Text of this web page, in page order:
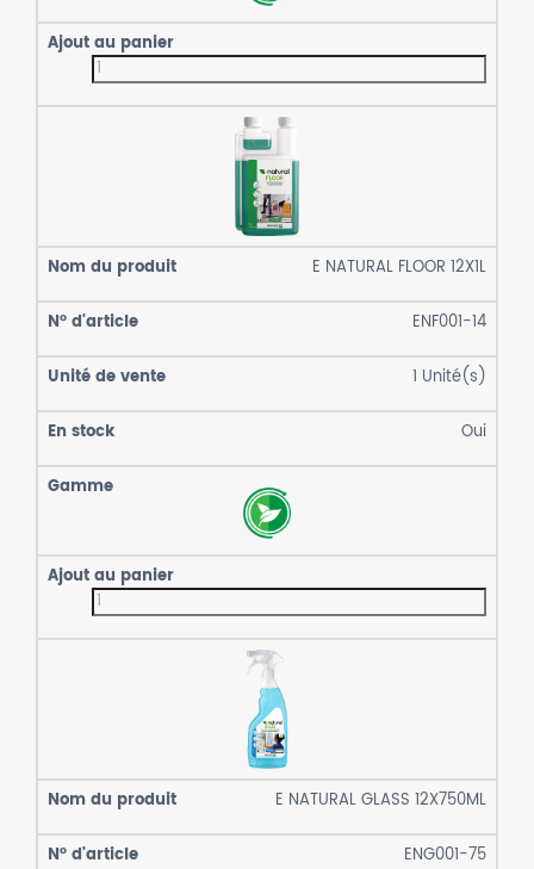
E NATURAL FLOOR 12X1L
ENF001-14
1 Unité(s)
Oui
E NATURAL GLASS 12X750ML
ENG001-75